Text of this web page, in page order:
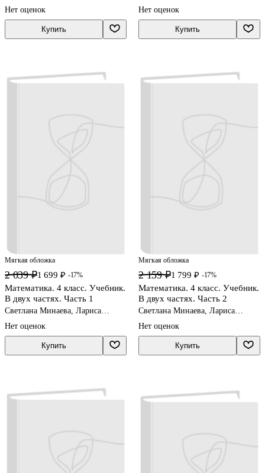
Нет оценок
Купить
Нет оценок
Купить
Мягкая обложка
2 039 ₽1 699 ₽ -17%
Математика. 4 класс. Учебник.
В двух частях. Часть 1
Светлана Минаева, Лариса
Нет оценок
Купить
Мягкая обложка
2 159 ₽1 799 ₽ -17%
Математика. 4 класс. Учебник.
В двух частях. Часть 2
Светлана Минаева, Лариса
Нет оценок
Купить